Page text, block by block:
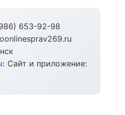
653-92-98
Сайт и приложение: